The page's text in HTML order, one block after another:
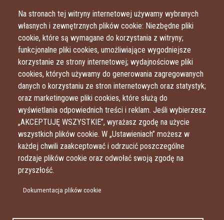
Na stronach tej witryny internetowej używamy wybranych
własnych i zewnętrznych plików cookie: Niezbędne pliki
cookie, które są wymagane do korzystania z witryny;
funkcjonalne pliki cookies, umożliwiające wygodniejsze
korzystanie ze strony internetowej; wydajnościowe pliki
cookies, których używamy do generowania zagregowanych
danych o korzystaniu ze stron internetowych oraz statystyk;
oraz marketingowe pliki cookies, które służą do
wyświetlania odpowiednich treści i reklam. Jeśli wybierzesz
„AKCEPTUJĘ WSZYSTKIE”, wyrażasz zgodę na użycie
wszystkich plików cookie. W „Ustawieniach” możesz w
każdej chwili zaakceptować i odrzucić poszczególne
rodzaje plików cookie oraz odwołać swoją zgodę na
przyszłość.
Dokumentacja plików cookie